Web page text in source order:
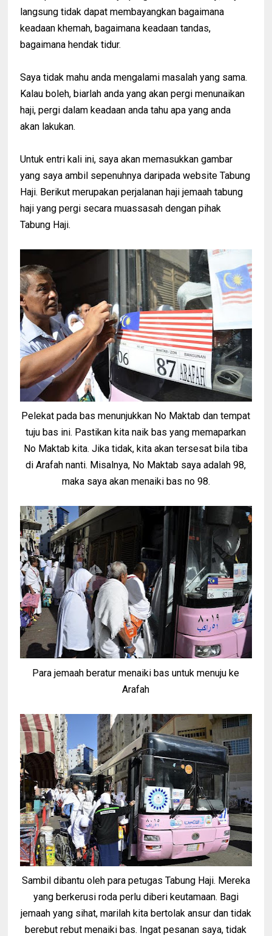
langsung tidak dapat membayangkan bagaimana
keadaan khemah, bagaimana keadaan tandas,
bagaimana hendak tidur.
Saya tidak mahu anda mengalami masalah yang sama.
Kalau boleh, biarlah anda yang akan pergi menunaikan
haji, pergi dalam keadaan anda tahu apa yang anda
akan lakukan.
Untuk entri kali ini, saya akan memasukkan gambar
yang saya ambil sepenuhnya daripada website Tabung
Haji. Berikut merupakan perjalanan haji jemaah tabung
haji yang pergi secara muassasah dengan pihak
Tabung Haji.
Pelekat pada bas menunjukkan No Maktab dan tempat
tuju bas ini. Pastikan kita naik bas yang memaparkan
No Maktab kita. Jika tidak, kita akan tersesat bila tiba
di Arafah nanti. Misalnya, No Maktab saya adalah 98,
maka saya akan menaiki bas no 98.
Para jemaah beratur menaiki bas untuk menuju ke
Arafah
Sambil dibantu oleh para petugas Tabung Haji. Mereka
yang berkerusi roda perlu diberi keutamaan. Bagi
jemaah yang sihat, marilah kita bertolak ansur dan tidak
berebut rebut menaiki bas. Ingat pesanan saya, tidak